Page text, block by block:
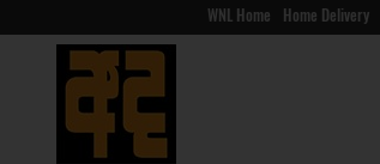
WNL Home Home Delivery